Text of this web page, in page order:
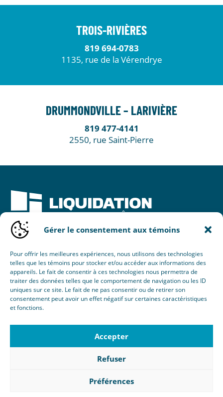
Gérer le consentement aux témoins
Pour offrir les meilleures expériences, nous utilisons des technologies
telles que les témoins pour stocker et/ou accéder aux informations des
appareils. Le fait de consentir à ces technologies nous permettra de
traiter des données telles que le comportement de navigation ou les ID
uniques sur ce site. Le fait de ne pas consentir ou de retirer son
consentement peut avoir un effet négatif sur certaines caractéristiques
et fonctions.
Accepter
Refuser
Préférences
TROIS-RIVIÈRES
819 694-0783
1135, rue de la Vérendrye
DRUMMONDVILLE – LARIVIÈRE
819 477-4141
2550, rue Saint-Pierre
Une initiative de :
© 2026 Nouvel Horizon Portes & Fenêtres Inc.
Tous droits réservés.
Politique de confidentialité|Gérer le consentement aux